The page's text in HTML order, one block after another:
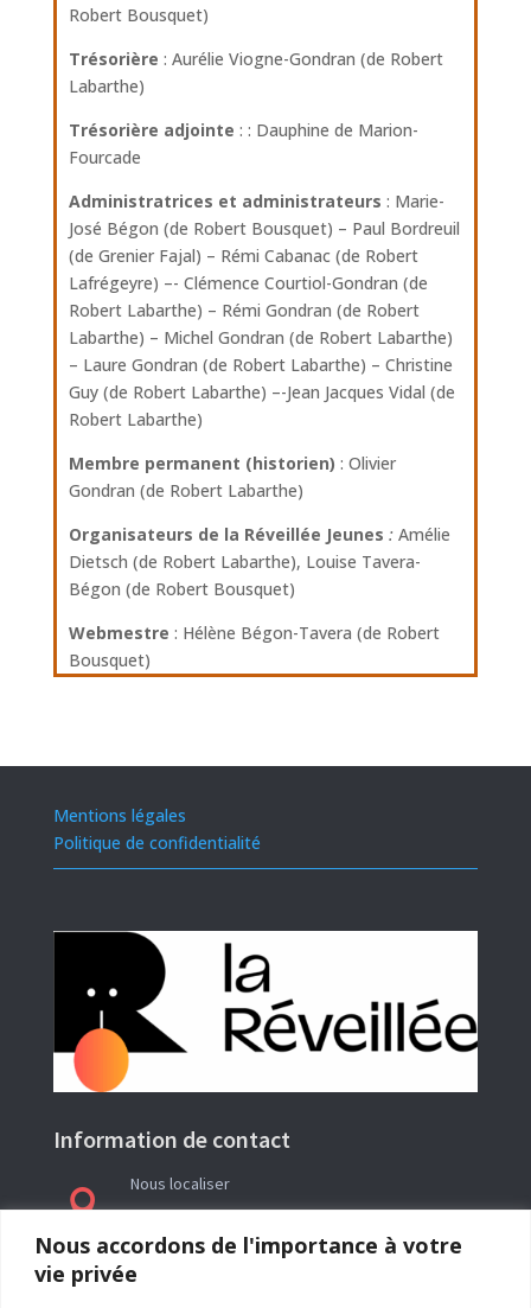
Nous accordons de l'importance à votre
vie privée
Robert Bousquet)
Trésorière : Aurélie Viogne-Gondran (de Robert
Labarthe)
Trésorière adjointe : : Dauphine de Marion-
Fourcade
Administratrices et administrateurs : Marie-
José Bégon (de Robert Bousquet) – Paul Bordreuil
(de Grenier Fajal) – Rémi Cabanac (de Robert
Lafrégeyre) –- Clémence Courtiol-Gondran (de
Robert Labarthe) – Rémi Gondran (de Robert
Labarthe) – Michel Gondran (de Robert Labarthe)
– Laure Gondran (de Robert Labarthe) – Christine
Guy (de Robert Labarthe) –-Jean Jacques Vidal (de
Robert Labarthe)
Membre permanent (historien) : Olivier
Gondran (de Robert Labarthe)
Organisateurs de la Réveillée Jeunes : Amélie
Dietsch (de Robert Labarthe), Louise Tavera-
Bégon (de Robert Bousquet)
Webmestre : Hélène Bégon-Tavera (de Robert
Bousquet)
Mentions légales
Politique de confidentialité
Information de contact

Nous localiser
Le siège social de l’association La Réveillée se
trouve en Ariège (09) à l’adresse : Rieutailhol –
09290 Gabre